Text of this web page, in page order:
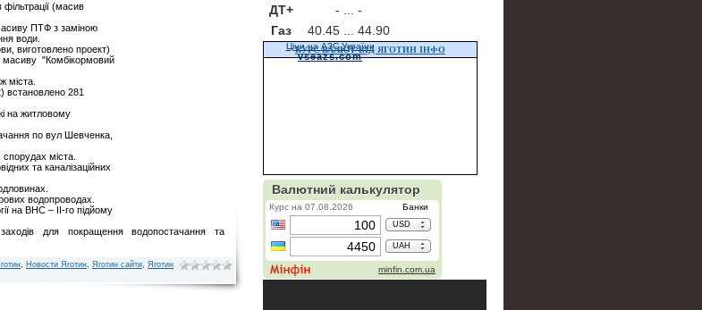
фільтрації (масив
ПТФ з заміною
води.
виготовлено проект)
"Комбікормовий
міста.
встановлено 281
на житловому
по вул Шевченка,
міста.
та каналізаційних
водопроводах.
на ВНС – ІІ-го підйому
для покращення водопостачання та
, Новости Яготин, Яготин сайти, Яготин
ДТ+
- ...
-
Газ
40.45 ... 44.90
Ціни на АЗС України
vseazs.com
КУРС ВАЛЮТ ВІД ЯГОТИН ІНФО